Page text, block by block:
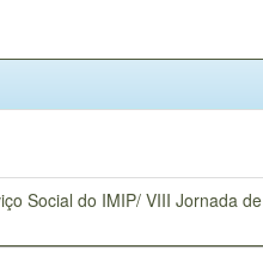
Social do IMIP/ VIII Jornada de